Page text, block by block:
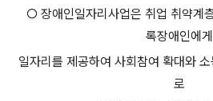
○ 장애인일자리사업은 취업 취약계
록장애인에게
일자리를 제공하여 사회참여 확대와
로